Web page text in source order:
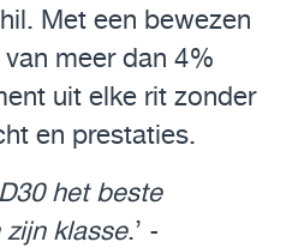
Met een bewezen
meer dan 4%
uit elke rit zonder
en prestaties.
het beste
klasse.’ -